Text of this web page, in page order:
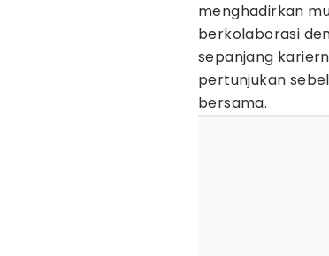
menghadirkan
berkolaborasi
sepanjang
pertunjukan
bersama.